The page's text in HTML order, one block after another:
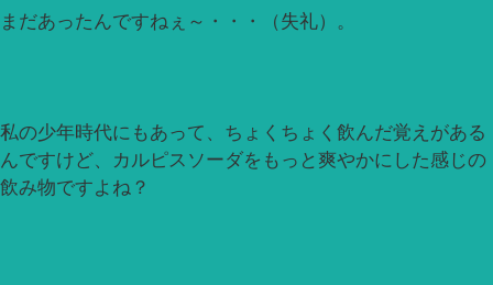
まだあったんですねぇ～・・・（失礼）。
私の少年時代にもあって、ちょくちょく飲んだ覚えがある
んですけど、カルピスソーダをもっと爽やかにした感じの
飲み物ですよね？